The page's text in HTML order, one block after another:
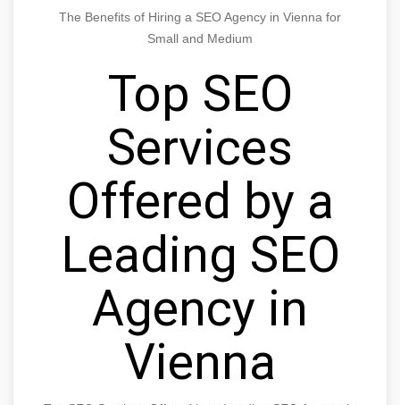
The Benefits of Hiring a SEO Agency in Vienna for
Small and Medium
Top SEO
Services
Offered by a
Leading SEO
Agency in
Vienna